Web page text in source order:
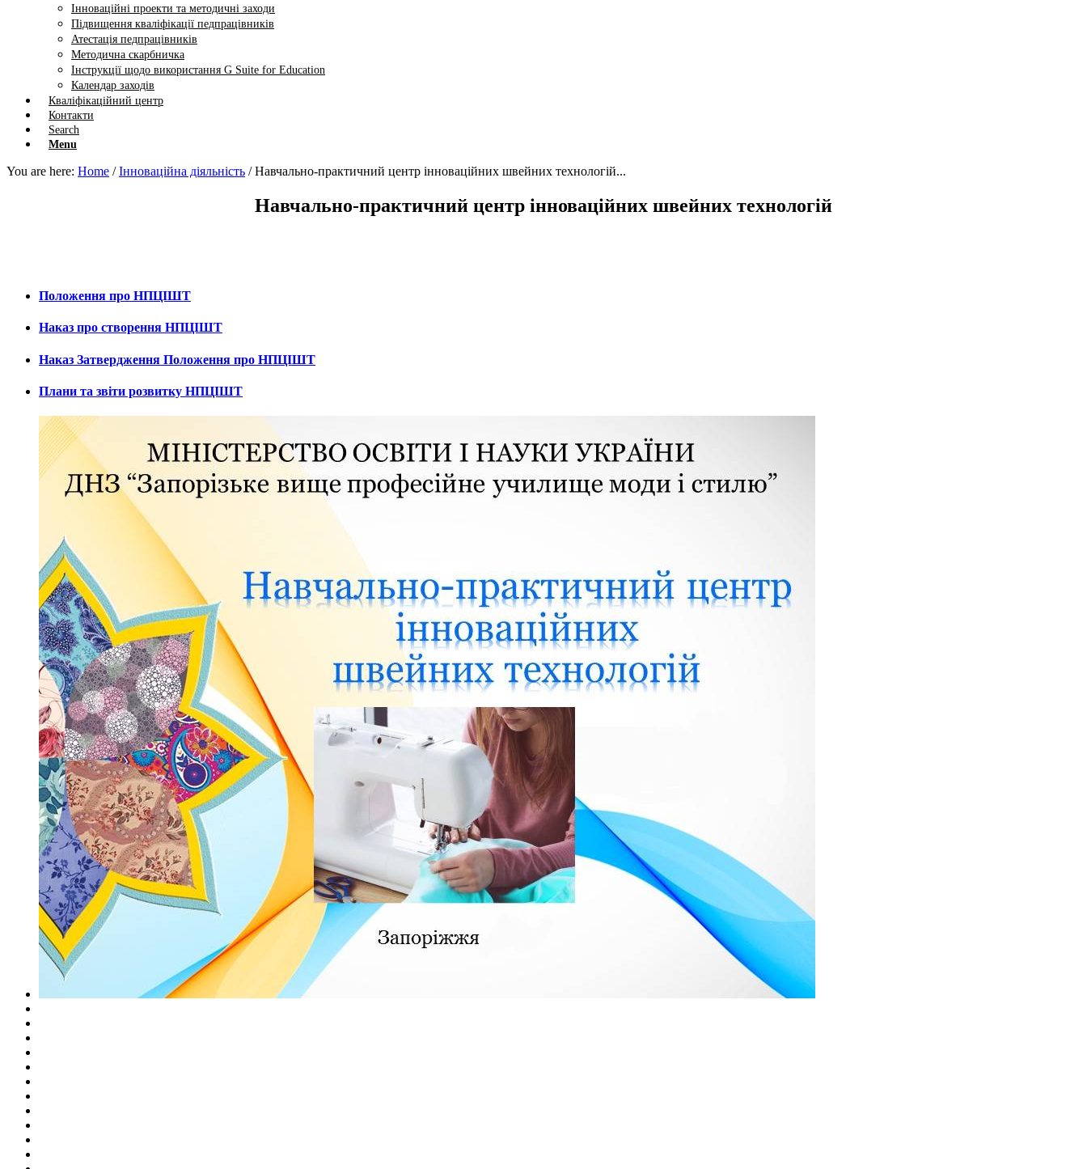
Інноваційні проекти та методичні заходи
Підвищення кваліфікації педпрацівників
Атестація педпрацівників
Методична скарбничка
Інструкції щодо використання G Suite for Education
Календар заходів
Кваліфікаційний центр
Контакти
Search
Menu
You are here: Home / Інноваційна діяльність / Навчально-практичний центр інноваційних швейних технологій...
Навчально-практичний центр інноваційних швейних технологій
Положення про НПЦІШТ
Наказ про створення НПЦІШТ
Наказ Затвердження Положення про НПЦІШТ
Плани та звіти розвитку НПЦІШТ